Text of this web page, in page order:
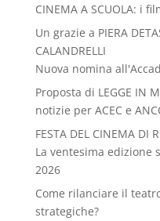
CINEMA A SCUOLA: i
Un grazie a PIERA
CALANDRELLI
Nuova nomina
Proposta di LEGGE IN
notizie per ACEC e
FESTA DEL CINEMA DI
La ventesima edizione
2026
Come rilanciare il
strategiche?